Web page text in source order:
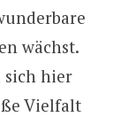
wächst.
sich hier
Vielfalt